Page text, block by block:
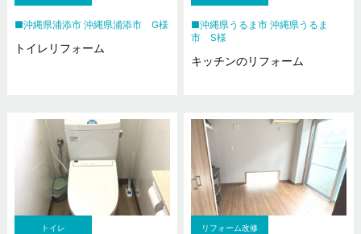
沖縄県浦添市 沖縄県浦添市 G様
トイレリフォーム
沖縄県うるま市 沖縄県うるま
市 S様
キッチンのリフォーム
トイレ リフォーム改修